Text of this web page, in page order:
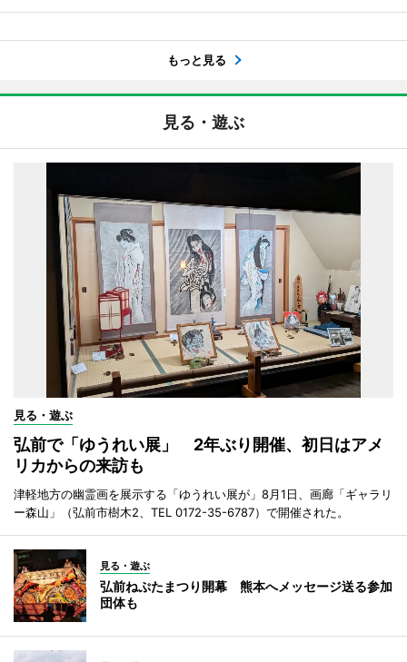
もっと見る
見る・遊ぶ
見る・遊ぶ
弘前で「ゆうれい展」 2年ぶり開催、初日はアメ
リカからの来訪も
津軽地方の幽霊画を展示する「ゆうれい展が」8月1日、画廊「ギャラリ
ー森山」（弘前市樹木2、TEL 0172-35-6787）で開催された。
見る・遊ぶ
弘前ねぷたまつり開幕 熊本へメッセージ送る参加
団体も